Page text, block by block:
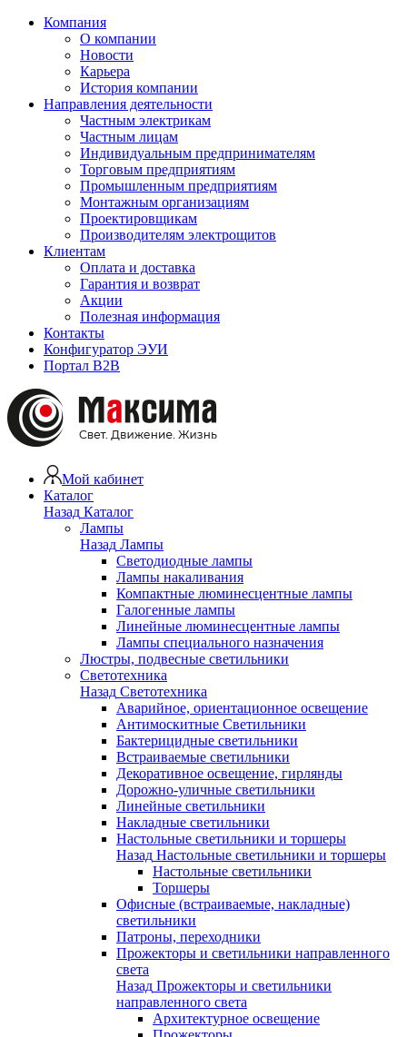
Компания
О компании
Новости
Карьера
История компании
Направления деятельности
Частным электрикам
Частным лицам
Индивидуальным предпринимателям
Торговым предприятиям
Промышленным предприятиям
Монтажным организациям
Проектировщикам
Производителям электрощитов
Клиентам
Оплата и доставка
Гарантия и возврат
Акции
Полезная информация
Контакты
Конфигуратор ЭУИ
Портал B2B
Мой кабинет
Каталог
Назад Каталог
Лампы
Назад Лампы
Светодиодные лампы
Лампы накаливания
Компактные люминесцентные лампы
Галогенные лампы
Линейные люминесцентные лампы
Лампы специального назначения
Люстры, подвесные светильники
Светотехника
Назад Светотехника
Аварийное, ориентационное освещение
Антимоскитные Светильники
Бактерицидные светильники
Встраиваемые светильники
Декоративное освещение, гирлянды
Дорожно-уличные светильники
Линейные светильники
Накладные светильники
Настольные светильники и торшеры
Назад Настольные светильники и торшеры
Настольные светильники
Торшеры
Офисные (встраиваемые, накладные)
светильники
Патроны, переходники
Прожекторы и светильники направленного
света
Назад Прожекторы и светильники
направленного света
Архитектурное освещение